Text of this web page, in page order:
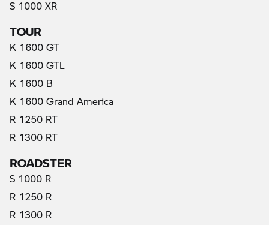
S 1000 XR
TOUR
K 1600 GT
K 1600 GTL
K 1600 B
K 1600 Grand America
R 1250 RT
R 1300 RT
ROADSTER
S 1000 R
R 1250 R
R 1300 R